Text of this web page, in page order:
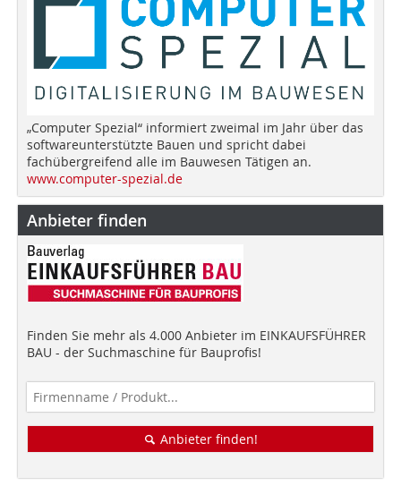
„Computer Spezial“ informiert zweimal im Jahr über das
softwareunterstützte Bauen und spricht dabei
fachübergreifend alle im Bauwesen Tätigen an.
www.computer-spezial.de
Anbieter finden
Finden Sie mehr als 4.000 Anbieter im EINKAUFSFÜHRER
BAU - der Suchmaschine für Bauprofis!
Anbieter finden!